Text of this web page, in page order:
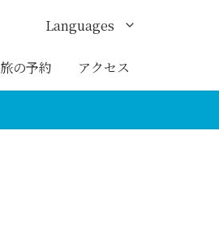
旅の予約 アクセス
Languages
English